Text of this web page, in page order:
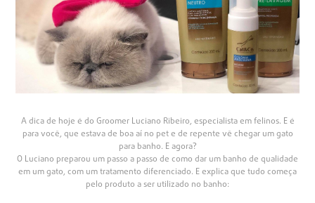
A dica de hoje é do Groomer Luciano Ribeiro, especialista em felinos. E é
para você, que estava de boa aí no pet e de repente vê chegar um gato
para banho. E agora?
O Luciano preparou um passo a passo de como dar um banho de qualidade
em um gato, com um tratamento diferenciado. E explica que tudo começa
pelo produto a ser utilizado no banho: